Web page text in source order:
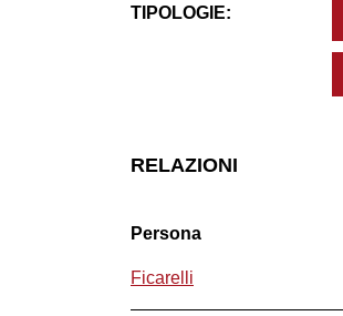
TIPOLOGIE:
RELAZIONI
Persona
Ficarelli